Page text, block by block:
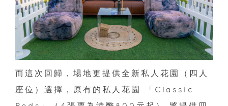
而這次回歸，場地更提供全新私人花園（四人
座位）選擇，原有的私人花園 「Classic